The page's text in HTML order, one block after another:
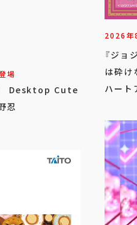
場
Desktop Cute
忍
2026年
『ジョ
は砕
ハート